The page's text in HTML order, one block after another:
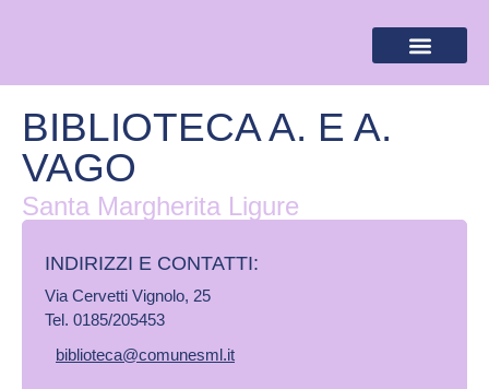
BIBLIOTECA A. E A.
VAGO
Santa Margherita Ligure
INDIRIZZI E CONTATTI:​
Via Cervetti Vignolo, 25
Tel. 0185/205453
biblioteca@comunesml.it